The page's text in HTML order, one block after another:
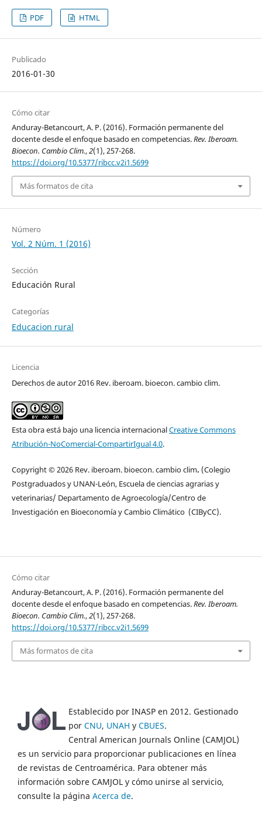
PDF HTML
Publicado
2016-01-30
Cómo citar
Anduray-Betancourt, A. P. (2016). Formación permanente del
docente desde el enfoque basado en competencias.Rev. Iberoam.
Bioecon. Cambio Clim.,2(1), 257-268.
https://doi.org/10.5377/ribcc.v2i1.5699
Más formatos de cita
Número
Vol. 2 Núm. 1 (2016)
Sección
Educación Rural
Categorías
Educacion rural
Licencia
Derechos de autor 2016 Rev. iberoam. bioecon. cambio clim.
Esta obra está bajo una licencia internacionalCreative Commons
Atribución-NoComercial-CompartirIgual 4.0.
Copyright © 2026 Rev. iberoam. bioecon. cambio clim. (Colegio
Postgraduados y UNAN-León, Escuela de ciencias agrarias y
veterinarias/ Departamento de Agroecología/Centro de
Investigación en Bioeconomía y Cambio Climático (CIByCC).
Cómo citar
Anduray-Betancourt, A. P. (2016). Formación permanente del
docente desde el enfoque basado en competencias.Rev. Iberoam.
Bioecon. Cambio Clim.,2(1), 257-268.
https://doi.org/10.5377/ribcc.v2i1.5699
Más formatos de cita
Establecido por INASP en 2012. Gestionado
por CNU, UNAH y CBUES.
Central American Journals Online (CAMJOL)
es un servicio para proporcionar publicaciones en línea
de revistas de Centroamérica. Para obtener más
información sobre CAMJOL y cómo unirse al servicio,
consulte la página Acerca de.